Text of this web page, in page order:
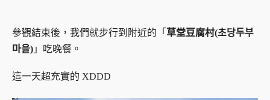
參觀結束後，我們就步行到附近的「 草堂豆腐村(초당두부
마을) 」吃晚餐。
這一天超充實的 XDDD